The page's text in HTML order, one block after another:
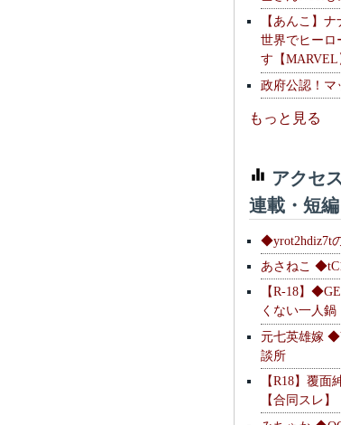
【あんこ】
世界でヒーロ
す【MARVEL
政府公認！マ
もっと見る
アクセ
連載・短編
◆yrot2hdiz7t
あさねこ
【R-18】
くない一人鍋
元七英雄嫁
談所
【R18】覆面
【合同スレ】